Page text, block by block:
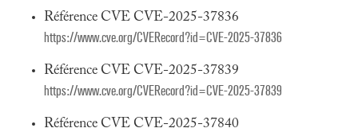
Référence CVE CVE-2025-37836
https://www.cve.org/CVERecord?id=CVE-2025-37836
Référence CVE CVE-2025-37839
https://www.cve.org/CVERecord?id=CVE-2025-37839
Référence CVE CVE-2025-37840